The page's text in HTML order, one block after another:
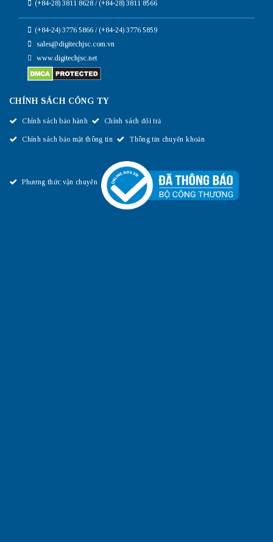
(+84-28) 3811 8628 / (+84-28) 3811 8566
(+84-24) 3776 5866 / (+84-24) 3776 5859
sales@digitechjsc.com.vn
www.digitechjsc.net
CHÍNH SÁCH CÔNG TY
Chính sách bảo hành Chính sách đổi trả
Chính sách bảo mật thông tin Thông tin chuyển khoản
Phương thức vận chuyển